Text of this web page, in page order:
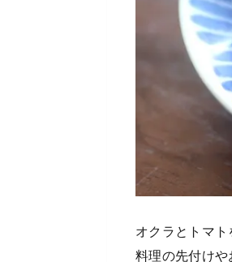
オクラとトマト
料理の先付けや